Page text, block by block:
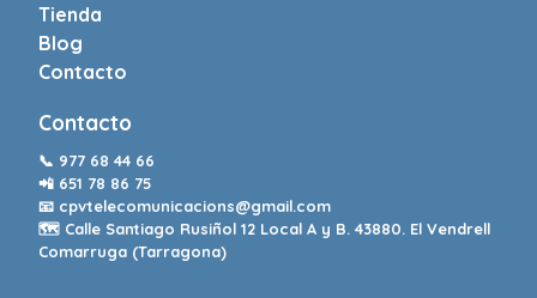
Tienda
Blog
Contacto
Contacto
📞 977 68 44 66
📲 651 78 86 75
📧 cpvtelecomunicacions@gmail.com
🗺️ Calle Santiago Rusiñol 12 Local A y B. 43880. El Vendrell
Comarruga (Tarragona)